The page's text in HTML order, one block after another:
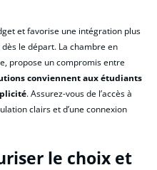
et favorise une intégration plus
le départ. La chambre en
propose un compromis entre
conviennent aux étudiants
. Assurez-vous de l’accès à
clairs et d’une connexion
le choix et